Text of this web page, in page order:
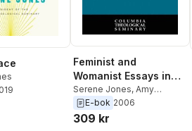
Feminist and
Womanist Essays in
Reformed Dogmatics
Serene Jones, Amy
Plantinga Pauw
E-bok 2006
309 kr